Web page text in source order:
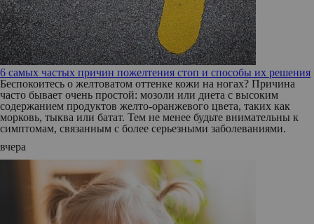
6 самых частых причин пожелтения стоп и способы их решения
Беспокоитесь о желтоватом оттенке кожи на ногах? Причина
часто бывает очень простой: мозоли или диета с высоким
содержанием продуктов желто-оранжевого цвета, таких как
морковь, тыква или батат. Тем не менее будьте внимательны к
симптомам, связанным с более серьезными заболеваниями.
вчера